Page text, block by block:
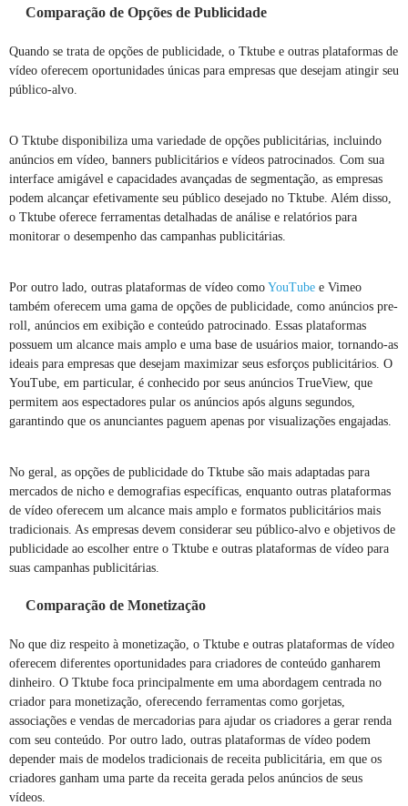
Comparação de Opções de Publicidade
Quando se trata de opções de publicidade, o Tktube e outras plataformas de
vídeo oferecem oportunidades únicas para empresas que desejam atingir seu
público-alvo.
O Tktube disponibiliza uma variedade de opções publicitárias, incluindo
anúncios em vídeo, banners publicitários e vídeos patrocinados. Com sua
interface amigável e capacidades avançadas de segmentação, as empresas
podem alcançar efetivamente seu público desejado no Tktube. Além disso,
o Tktube oferece ferramentas detalhadas de análise e relatórios para
monitorar o desempenho das campanhas publicitárias.
Por outro lado, outras plataformas de vídeo como YouTube e Vimeo
também oferecem uma gama de opções de publicidade, como anúncios pre-
roll, anúncios em exibição e conteúdo patrocinado. Essas plataformas
possuem um alcance mais amplo e uma base de usuários maior, tornando-as
ideais para empresas que desejam maximizar seus esforços publicitários. O
YouTube, em particular, é conhecido por seus anúncios TrueView, que
permitem aos espectadores pular os anúncios após alguns segundos,
garantindo que os anunciantes paguem apenas por visualizações engajadas.
No geral, as opções de publicidade do Tktube são mais adaptadas para
mercados de nicho e demografias específicas, enquanto outras plataformas
de vídeo oferecem um alcance mais amplo e formatos publicitários mais
tradicionais. As empresas devem considerar seu público-alvo e objetivos de
publicidade ao escolher entre o Tktube e outras plataformas de vídeo para
suas campanhas publicitárias.
Comparação de Monetização
No que diz respeito à monetização, o Tktube e outras plataformas de vídeo
oferecem diferentes oportunidades para criadores de conteúdo ganharem
dinheiro. O Tktube foca principalmente em uma abordagem centrada no
criador para monetização, oferecendo ferramentas como gorjetas,
associações e vendas de mercadorias para ajudar os criadores a gerar renda
com seu conteúdo. Por outro lado, outras plataformas de vídeo podem
depender mais de modelos tradicionais de receita publicitária, em que os
criadores ganham uma parte da receita gerada pelos anúncios de seus
vídeos.